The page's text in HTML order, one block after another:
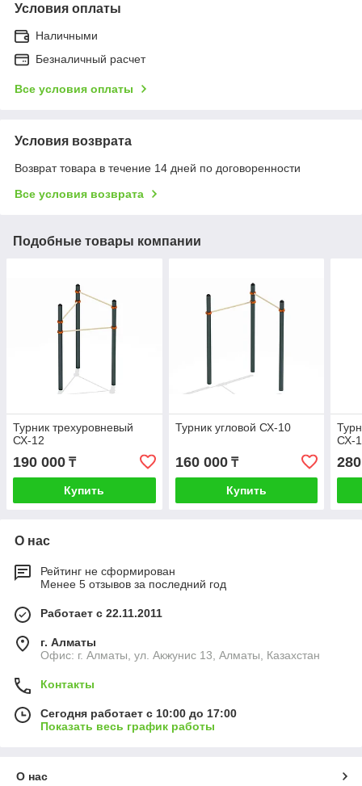
Условия оплаты
Наличными
Безналичный расчет
Все условия оплаты
Условия возврата
Возврат товара в течение 14 дней по договоренности
Все условия возврата
Подобные товары компании
Турник трехуровневый
СХ-12
190 000 ₸
Купить
Турник угловой СХ-10
160 000₸
Купить
СХ-
О нас
Рейтинг не сформирован
Менее 5 отзывов за последний год
Работает с 22.11.2011
г. Алматы
Офис: г. Алматы, ул. Акжунис 13, Алматы, Казахстан
Контакты
Сегодня работает с 10:00 до 17:00
Показать весь график работы
О нас